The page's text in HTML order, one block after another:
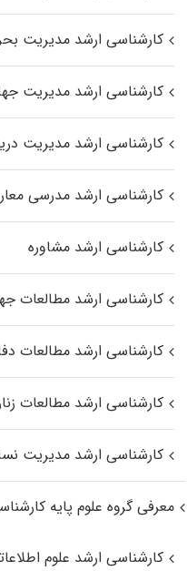
کارشناسی ارشد مدیریت
کارشناسی ارشد مدیریت
کارشناسی ارشد مدیریت
کارشناسی ارشد مدرسی
کارشناسی ارشد مشاوره
کارشناسی ارشد مطالعات
کارشناسی ارشد مطالعات
کارشناسی ارشد مطالعات
کارشناسی ارشد مدیریت
معرفی گروه علوم پایه
کارشناسی ارشد علوم